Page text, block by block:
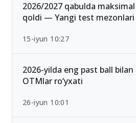
2026/2027 qabulda maksimal
qoldi — Yangi test
15-iyun 10:27
2026-yilda eng past ball bilan
OTMlar ro‘yxati
26-iyun 10:01